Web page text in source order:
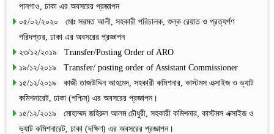
পানগাও, ঢাকা এর অবসরের প্রজ্ঞাপন
০৫/০২/২০২০ মোঃ সরমত আলী, সহকারী পরিচালক, শুল্ক রেয়াত ও প্রত্যর্পণ
পরিদপ্তর, ঢাকা এর অবসরের প্রজ্ঞাপন
২৩/১২/২০১৯ Transfer/Posting Order of ARO
১৯/১২/২০১৯ Transfer/ posting order of Assistant Commissioner
১৫/১২/২০১৯ কাজী তাজউদ্দিন আহমেদ, সহকারী কমিশনার, কাস্টমস এক্সাইজ ও ভ্যাট
কমিশনারেট, ঢাকা (পশ্চিম) এর অবসরের প্রজ্ঞাপন।
১৫/১২/২০১৯ মোহাম্মদ জহিরুল আলম চৌধুরী, সহকারী কমিশনার, কাস্টমস এক্সাইজ ও
ভ্যাট কমিশনারেট, ঢাকা (দক্ষিণ) এর অবসরের প্রজ্ঞাপন।